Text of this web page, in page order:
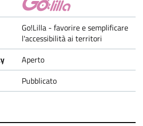
Go!Lilla - favorire e semplificare
l'accessibilità ai territori
Aperto
Pubblicato